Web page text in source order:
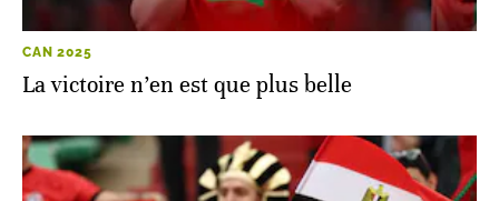
CAN 2025
La victoire n’en est que plus belle